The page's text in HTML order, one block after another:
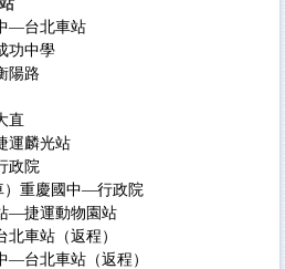
站
—台北車站
功中學
陽路
直
運麟光站
政院
）重慶國中—行政院
—捷運動物園站
車站（返程）
—台北車站（返程）